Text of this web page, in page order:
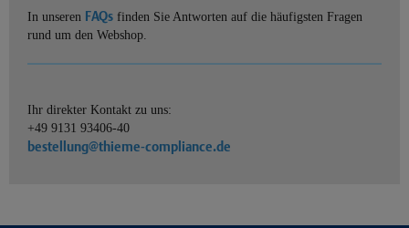
In unseren FAQs finden Sie Antworten auf die häufigsten Fragen
rund um den Webshop.
Ihr direkter Kontakt zu uns:
+49 9131 93406-40
bestellung@thieme-compliance.de